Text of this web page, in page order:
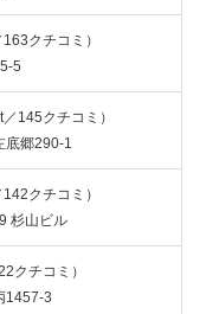
163クチコミ）
5
／145クチコミ）
底郷290-1
142クチコミ）
杉山ビル
クチコミ）
1457-3